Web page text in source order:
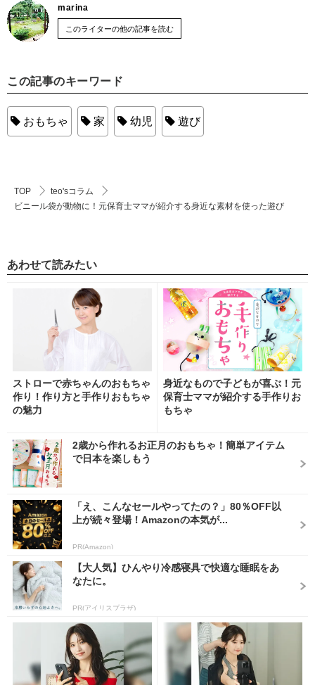
marina
このライターの他の記事を読む
この記事のキーワード
おもちゃ 家 幼児 遊び
TOP
teo'sコラム
ビニール袋が動物に！元保育士ママが紹介する身近な素材を使った遊び
あわせて読みたい
ストローで赤ちゃんのおもちゃ
作り！作り方と手作りおもちゃ
の魅力
身近なもので子どもが喜ぶ！元
保育士ママが紹介する手作りお
もちゃ
2歳から作れるお正月のおもちゃ！簡単アイテム
で日本を楽しもう
「え、こんなセールやってたの？」80％OFF以
上が続々登場！Amazonの本気が...
PR(Amazon)
【大人気】ひんやり冷感寝具で快適な睡眠をあ
なたに。
PR(アイリスプラザ)